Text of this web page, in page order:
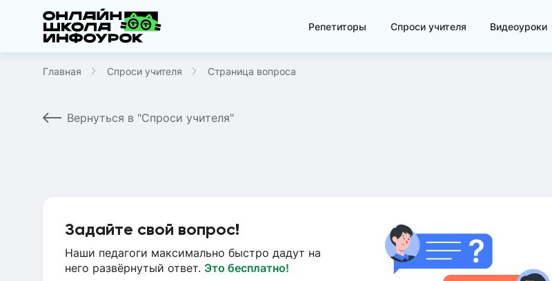
Репетиторы Спроси учителя Видеоуроки
Главная Спроси учителя Страница вопроса
Вернуться в "Спроси учителя"
Задайте свой вопрос!
Наши педагоги максимально быстро дадут на
него развёрнутый ответ. Это бесплатно!